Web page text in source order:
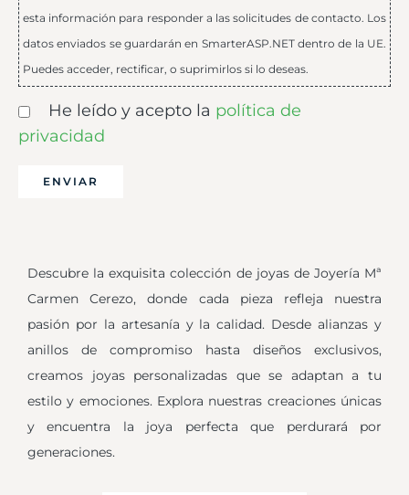
esta información para responder a las solicitudes de contacto. Los
datos enviados se guardarán en SmarterASP.NET dentro de la UE.
Puedes acceder, rectificar, o suprimirlos si lo deseas.
He leído y acepto la política de
privacidad
Descubre la exquisita colección de joyas de Joyería Mª
Carmen Cerezo, donde cada pieza refleja nuestra
pasión por la artesanía y la calidad. Desde alianzas y
anillos de compromiso hasta diseños exclusivos,
creamos joyas personalizadas que se adaptan a tu
estilo y emociones. Explora nuestras creaciones únicas
y encuentra la joya perfecta que perdurará por
generaciones.